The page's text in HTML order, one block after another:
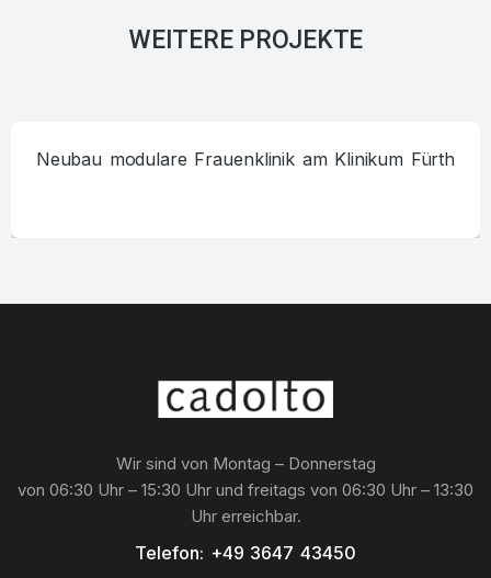
WEITERE PROJEKTE
Neubau modulare Frauenklinik am Klinikum Fürth
Wir sind von Montag – Donnerstag
von 06:30 Uhr – 15:30 Uhr und freitags von 06:30 Uhr – 13:30
Uhr erreichbar.
Telefon: +49 3647 43450